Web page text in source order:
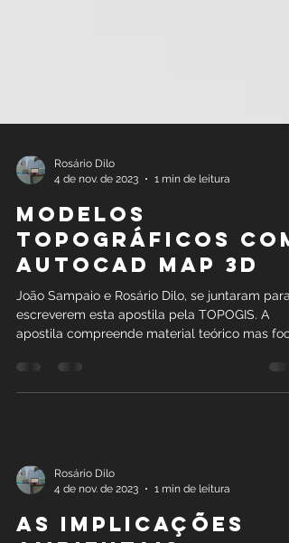
4 de nov. de 2023
Modelos
topográficos com
autocad map 3d
João Sampaio e Rosário Dilo, se juntaram para
apostila compreende material teórico mas
4 de nov. de 2023
1 min de leitura